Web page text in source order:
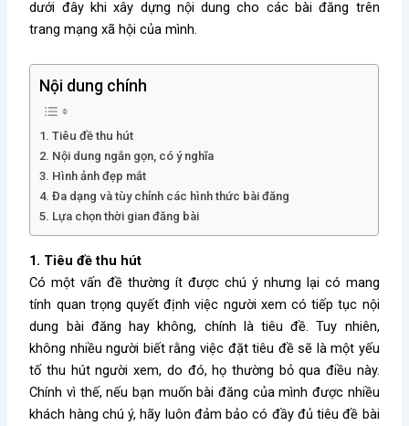
dưới đây khi xây dựng nội dung cho các bài đăng trên
trang mạng xã hội của mình.
Nội dung chính
1. Tiêu đề thu hút
2. Nội dung ngắn gọn, có ý nghĩa
3. Hình ảnh đẹp mắt
4. Đa dạng và tùy chỉnh các hình thức bài đăng
5. Lựa chọn thời gian đăng bài
1. Tiêu đề thu hút
Có một vấn đề thường ít được chú ý nhưng lại có mang
tính quan trọng quyết định việc người xem có tiếp tục nội
dung bài đăng hay không, chính là tiêu đề. Tuy nhiên,
không nhiều người biết rằng việc đặt tiêu đề sẽ là một yếu
tố thu hút người xem, do đó, họ thường bỏ qua điều này.
Chính vì thế, nếu bạn muốn bài đăng của mình được nhiều
khách hàng chú ý, hãy luôn đảm bảo có đầy đủ tiêu đề bài